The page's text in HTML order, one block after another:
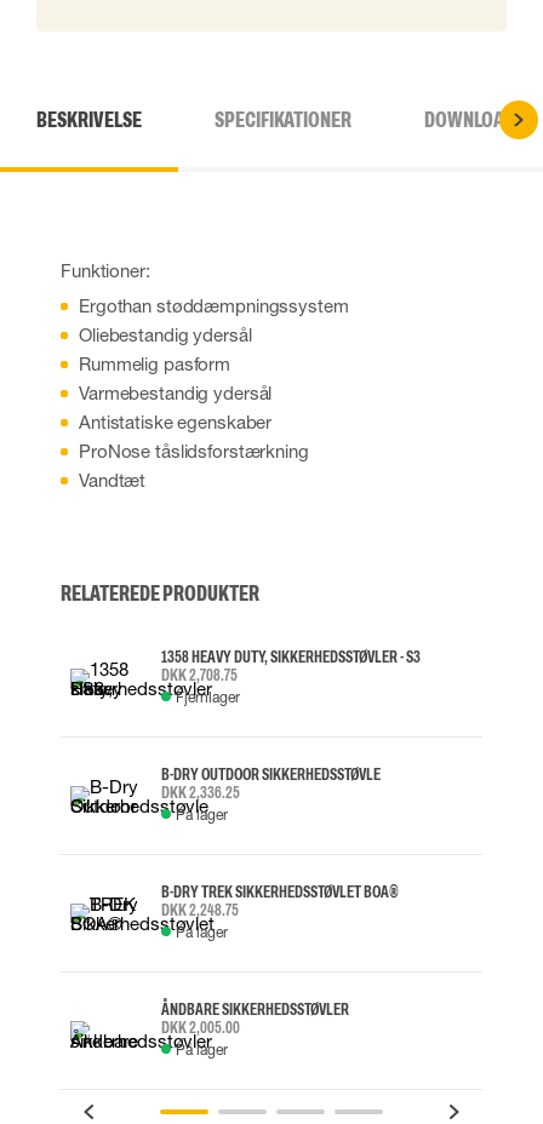
BESKRIVELSE SPECIFIKATIONER DOWNLOADS
Funktioner:
Ergothan støddæmpningssystem
Oliebestandig ydersål
Rummelig pasform
Varmebestandig ydersål
Antistatiske egenskaber
ProNose tåslidsforstærkning
Vandtæt
RELATEREDE PRODUKTER
1358 HEAVY DUTY, SIKKERHEDSSTØVLER - S3
DKK 2,708.75
Fjernlager
B-DRY OUTDOOR SIKKERHEDSSTØVLE
DKK 2,336.25
På lager
B-DRY TREK SIKKERHEDSSTØVLET BOA®
DKK 2,248.75
På lager
ÅNDBARE SIKKERHEDSSTØVLER
DKK 2,005.00
På lager